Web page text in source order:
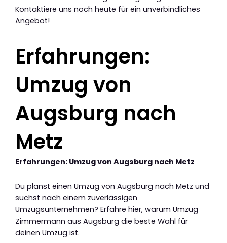
Kontaktiere uns noch heute für ein unverbindliches
Angebot!
Erfahrungen:
Umzug von
Augsburg nach
Metz
Erfahrungen: Umzug von Augsburg nach Metz
Du planst einen Umzug von Augsburg nach Metz und
suchst nach einem zuverlässigen
Umzugsunternehmen? Erfahre hier, warum Umzug
Zimmermann aus Augsburg die beste Wahl für
deinen Umzug ist.